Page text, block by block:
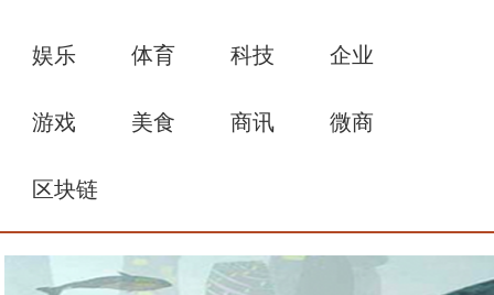
娱乐 体育 科技 企业
游戏 美食 商讯 微商
区块链